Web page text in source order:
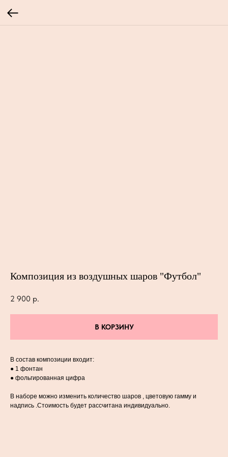
Композиция из воздушных шаров "Футбол"
2 900 р.
В КОРЗИНУ
В состав композиции входит:
● 1 фонтан
● фольгированная цифра
В наборе можно изменить количество шаров , цветовую гамму и
надпись .Стоимость будет рассчитана индивидуально.